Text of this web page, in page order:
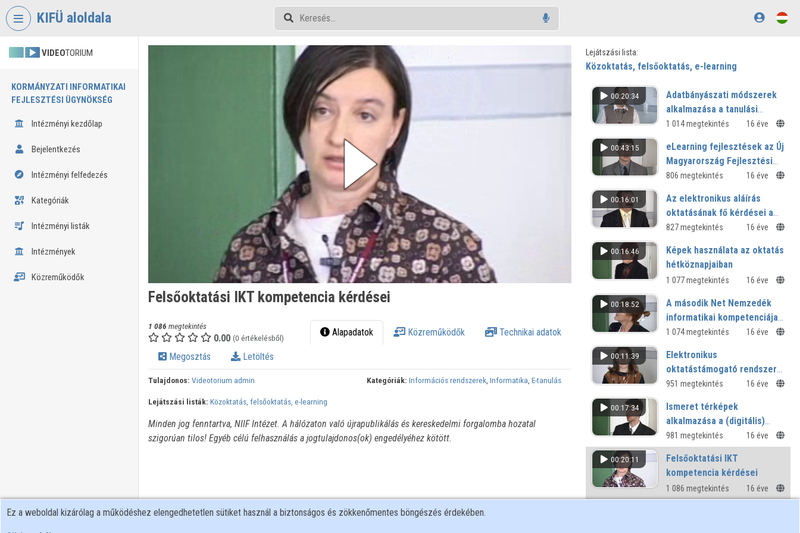
Fejléc kihagyása
KIFÜ aloldala
VIDEOTORIUM
KORMÁNYZATI INFORMATIKAI
FEJLESZTÉSI ÜGYNÖKSÉG
Intézményi kezdőlap
Bejelentkezés
Intézményi felfedezés
Kategóriák
Intézményi listák
Intézmények
Közreműködők
Felsőoktatási IKT kompetencia kérdései
1 086 megtekintés
0.00 (0 értékelésből) Alapadatok Közreműködők Technikai adatok
Megosztás Letöltés
Tulajdonos: Videotorium admin Kategóriák: Információs rendszerek,Informatika,E-tanulás
Lejátszási listák: Közoktatás, felsőoktatás, e-learning
Minden jog fenntartva, NIIF Intézet. A hálózaton való újrapublikálás és kereskedelmi forgalomba hozatal
szigorúan tilos! Egyéb célú felhasználás a jogtulajdonos(ok) engedélyéhez kötött.
Lejátszási lista:
Közoktatás, felsőoktatás, e-learning
00:20:34
Adatbányászati módszerek
alkalmazása a tanulási
tevékenység vizsgálatában
1 014 megtekintés 16 éve
00:43:15
eLearning fejlesztések az Új
Magyarország Fejlesztési
Tervben
806 megtekintés 16 éve
00:16:01
Az elektronikus aláírás
oktatásának fő kérdései a
köz-, felső- és
827 megtekintés 16 éve
00:16:46
Képek használata az oktatás
hétköznapjaiban
1 077 megtekintés 16 éve
00:18:52
A második Net Nemzedék
informatikai kompetenciája -
14 és 18 éves tanulók
eredményei alapján
1 074 megtekintés 16 éve
00:11:39
Elektronikus
oktatástámogató rendszer
bevezetésének
951 megtekintés 16 éve
00:17:34
Ismeret térképek
alkalmazása a (digitális)
pedagógiában
981 megtekintés 16 éve
00:20:11
Felsőoktatási IKT
kompetencia kérdései
1 086 megtekintés 16 éve
Ez a weboldal kizárólag a működéshez elengedhetetlen sütiket használ a biztonságos és zökkenőmentes böngészés érdekében.